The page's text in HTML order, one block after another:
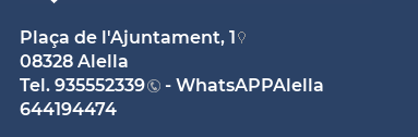
Plaça de l'Ajuntament, 1
08328 Alella
Tel. 935552339
- WhatsAPPAlella
644194474